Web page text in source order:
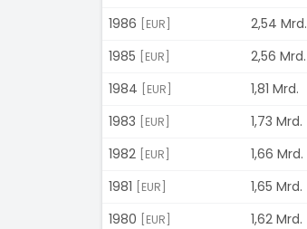
1986
[EUR] 2,54 Mrd.
1985
[EUR] 2,56 Mrd.
1984
[EUR] 1,81 Mrd.
1983
[EUR] 1,73 Mrd.
1982
[EUR] 1,66 Mrd.
1981
[EUR] 1,65 Mrd.
1980
[EUR] 1,62 Mrd.